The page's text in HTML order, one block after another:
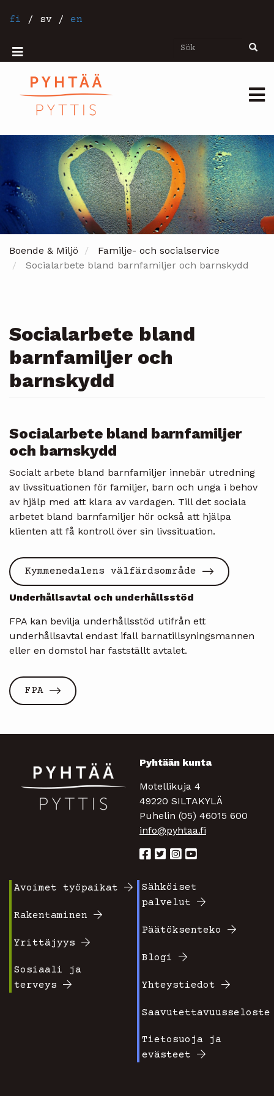
tillfi / sv / en
Sök Sök
Mobiilivalikko
Boende & Miljö
Familje- och socialservice
Socialarbete bland barnfamiljer och barnskydd
Socialarbete bland
barnfamiljer och
barnskydd
Socialarbete bland barnfamiljer
och barnskydd
Socialt arbete bland barnfamiljer innebär utredning
av livssituationen för familjer, barn och unga i behov
av hjälp med att klara av vardagen. Till det sociala
arbetet bland barnfamiljer hör också att hjälpa
klienten att få kontroll över sin livssituation.
Kymmenedalens välfärdsområde
Underhållsavtal och underhållsstöd
FPA kan bevilja underhållsstöd utifrån ett
underhållsavtal endast ifall barnatillsyningsmannen
eller en domstol har fastställt avtalet.
FPA
Pyhtään kunta
Motellikuja 4
49220 SILTAKYLÄ
Puhelin (05) 46015 600
info@pyhtaa.fi
valikko
1
Avoimet työpaikat
Rakentaminen
Yrittäjyys
Sosiaali ja
terveys
Footer
2
Sähköiset
palvelut
Päätöksenteko
Blogi
Yhteystiedot
Saavutettavuusseloste
Tietosuoja ja
evästeet